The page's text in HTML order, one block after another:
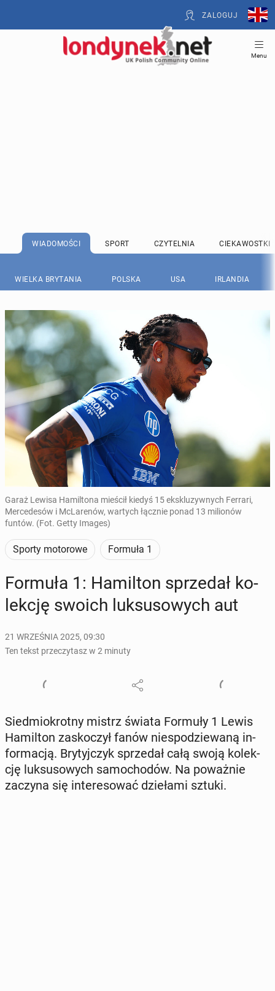
ZALOGUJ
Menu
WIADOMOŚCI SPORT CZYTELNIA CIEKAWOSTKI
WIELKA BRYTANIA POLSKA USA IRLANDIA
Garaż Lewisa Hamiltona mieścił kiedyś 15 ekskluzywnych Ferrari,
Mercedesów i McLarenów, wartych łącznie ponad 13 milionów
funtów. (Fot. Getty Images)
Sporty motorowe Formuła 1
Formuła 1: Ha­mil­ton sprze­dał ko­
lek­cję swoich luk­su­so­wych aut
21 WRZEŚNIA 2025, 09:30
Ten tekst przeczytasz w 2 minuty
Sied­mio­krot­ny mistrz świata Formuły 1 Lewis
Ha­mil­ton za­sko­czył fanów nie­spo­dzie­wa­ną in­
for­ma­cją. Bry­tyj­czyk sprze­dał całą swoją ko­lek­
cję luk­su­so­wych sa­mo­cho­dów. Na po­waż­nie
zaczyna się in­te­re­so­wać dzie­ła­mi sztuki.